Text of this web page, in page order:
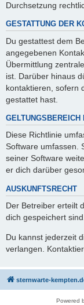
Durchsetzung
GESTATTUNG DER
Du gestattest dem
angegebenen
Übermittlung
ist. Darüber hinaus
kontaktieren, sofern
gestattet hast.
Diese Richtlinie
Software umfassen.
seiner Software
er dich darüber
AUSKUNFTSRECHT
Der Betreiber erteilt
dich gespeichert sind.
Du kannst jederzeit
verlangen.
sternwarte-
Powered